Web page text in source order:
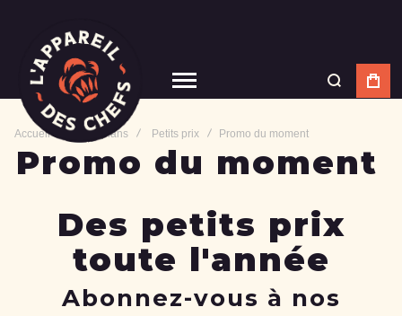
Accueil Bons plans Petits prix Promo du moment
Promo du moment
Des petits prix
toute l'année
Abonnez-vous à nos